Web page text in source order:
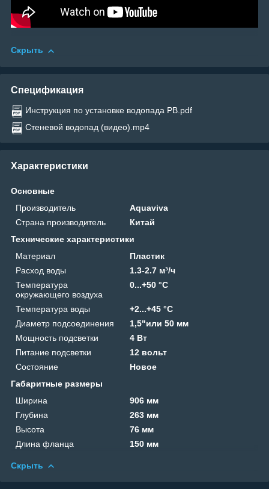
Скрыть
Спецификация
Инструкция по установке водопада PB.pdf
Стеневой водопад (видео).mp4
Характеристики
Основные
Производитель
Aquaviva
Страна производитель
Китай
Технические характеристики
Материал
Пластик
Расход воды
1.3-2.7 м³/ч
Температура
окружающего воздуха
0...+50 °C
Температура воды
+2...+45 °C
Диаметр подсоединения
1,5"или 50 мм
Мощность подсветки
4 Вт
Питание подсветки
12 вольт
Состояние
Новое
Габаритные размеры
Ширина
906 мм
Глубина
263 мм
Высота
76 мм
Длина фланца
150 мм
Скрыть